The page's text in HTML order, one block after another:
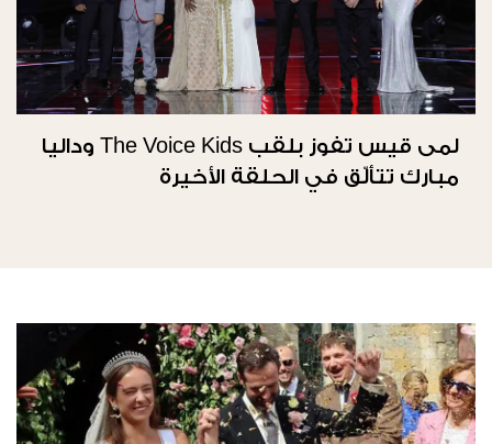
لمى قيس تفوز بلقب The Voice Kids وداليا
مبارك تتألّق في الحلقة الأخيرة